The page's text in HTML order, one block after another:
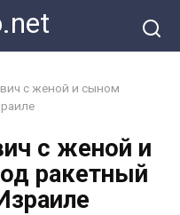
с женой и сыном
с женой и
ракетный